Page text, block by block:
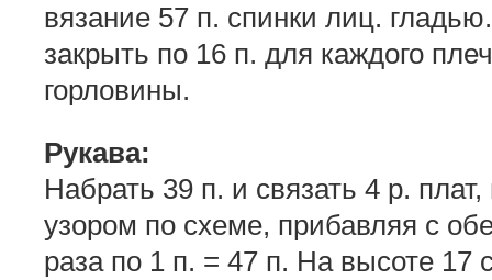
вязание 57 п. спинки лиц.
закрыть по 16 п. для каждого
горловины.
Рукава:
Набрать 39 п. и связать 4 р.
узором по схеме, прибавляя с
раза по 1 п. = 47 п. На высоте 17